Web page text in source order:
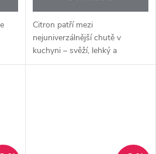
Citron patří mezi
nejuniverzálnější chutě v
kuchyni – svěží, lehký a
přirozeně povzbuzující.